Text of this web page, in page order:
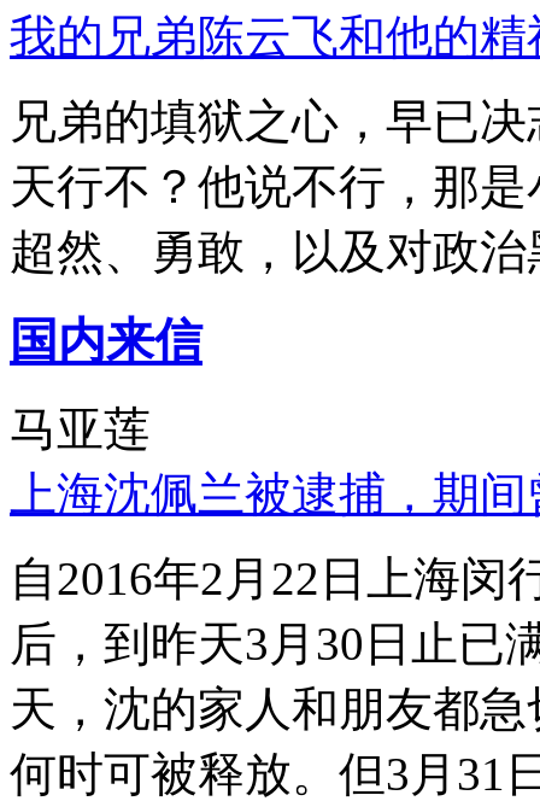
我的兄弟陈云飞和他的
兄弟的填狱之心，早已
天行不？他说不行，那
超然、勇敢，以及对政
国内来信
马亚莲
上海沈佩兰被逮捕，期
自2016年2月22日上海
后，到昨天3月30日止已
天，沈的家人和朋友都
何时可被释放。但3月31